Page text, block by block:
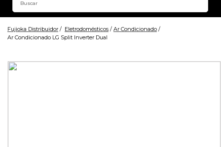
Fujioka Distribuidor Eletrodomésticos
Ar Condicionado
Ar Condicionado LG Split Inverter Dual